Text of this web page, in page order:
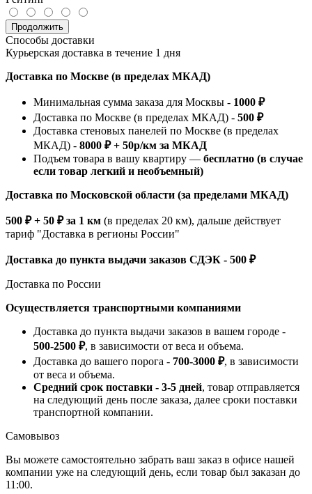
Продолжить
Способы доставки
Курьерская доставка в течение 1 дня
Доставка по Москве (в пределах МКАД)
Минимальная сумма заказа для Москвы - 1000 ₽
Доставка по Москве (в пределах МКАД) - 500 ₽
Доставка стеновых панелей по Москве (в пределах
МКАД) - 8000 ₽ + 50р/км за МКАД
Подъем товара в вашу квартиру — бесплатно (в случае
если товар легкий и необъемный)
Доставка по Московской области (за пределами МКАД)
500 ₽ + 50 ₽ за 1 км (в пределах 20 км), дальше действует
тариф "Доставка в регионы России"
Доставка до пункта выдачи заказов СДЭК - 500 ₽
Доставка по России
Осуществляется транспортными компаниями
Доставка до пункта выдачи заказов в вашем городе -
500-2500 ₽, в зависимости от веса и объема.
Доставка до вашего порога - 700-3000 ₽, в зависимости
от веса и объема.
Средний срок поставки - 3-5 дней, товар отправляется
на следующий день после заказа, далее сроки поставки
транспортной компании.
Самовывоз
Вы можете самостоятельно забрать ваш заказ в офисе нашей
компании уже на следующий день, если товар был заказан до
11:00.